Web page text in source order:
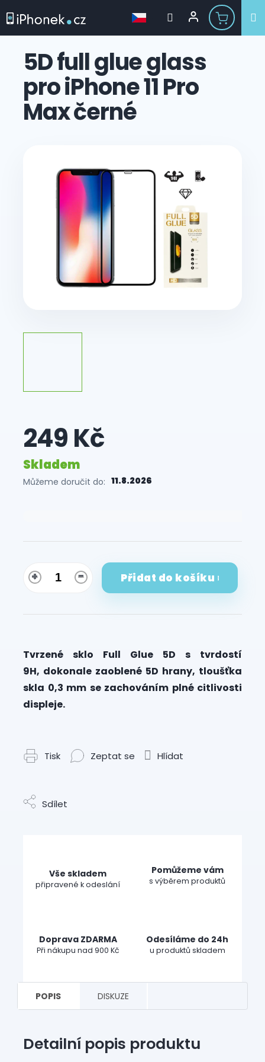
5D full glue glass
pro iPhone 11 Pro
Max černé
249 Kč
Skladem
Můžeme doručit do: 11.8.2026
Přidat do košíku
Tvrzené sklo Full Glue 5D s tvrdostí
9H, dokonale zaoblené 5D hrany, tloušťka
skla 0,3 mm se zachováním plné citlivosti
displeje.
Tisk Zeptat se Hlídat
Sdílet
Vše skladem
připravené k odeslání
Pomůžeme vám
s výběrem produktů
Doprava ZDARMA
Při nákupu nad 900 Kč
Odesíláme do 24h
u produktů skladem
POPIS DISKUZE
Detailní popis produktu